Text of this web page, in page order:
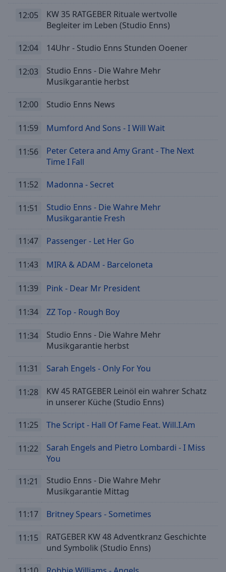
12:05
KW 35 RATGEBER Rituale wertvolle
Begleiter im Leben (Studio Enns)
12:04 14Uhr - Studio Enns Stunden Ooener
12:03
Studio Enns - Die Wahre Mehr
Musikgarantie herbst
12:00 Studio Enns News
11:59 Mumford And Sons - I Will Wait
11:56
Peter Cetera and Amy Grant - The Next
Time I Fall
11:52 Madonna - Secret
11:51
Studio Enns - Die Wahre Mehr
Musikgarantie Fresh
11:47 Passenger - Let Her Go
11:43 MIRA & ADAM - Barceloneta
11:39 Pink - Dear Mr President
11:34 ZZ Top - Rough Boy
11:34
Studio Enns - Die Wahre Mehr
Musikgarantie herbst
11:31 Sarah Engels - Only For You
11:28
KW 45 RATGEBER Leinöl ein wahrer Schatz
in unserer Küche (Studio Enns)
11:25 The Script - Hall Of Fame Feat. Will.I.Am
11:22
Sarah Engels and Pietro Lombardi - I Miss
You
11:21
Studio Enns - Die Wahre Mehr
Musikgarantie Mittag
11:17 Britney Spears - Sometimes
11:15
RATGEBER KW 48 Adventkranz Geschichte
und Symbolik (Studio Enns)